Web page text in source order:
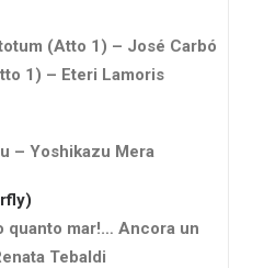
(Atto 1) – José Carbó
1) – Eteri Lamoris
– Yoshikazu Mera
quanto mar!… Ancora un
Tebaldi